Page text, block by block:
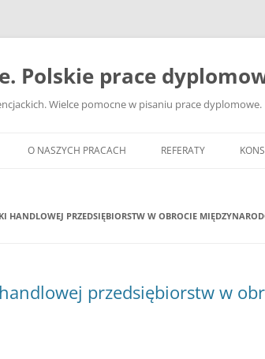
Polskie prace
Wielce pomocne w pisaniu prace dyplomowe.
O NASZYCH PRACACH REFERATY
HANDLOWEJ PRZEDSIĘBIORSTW W OBROCIE
przedsiębiorstw w